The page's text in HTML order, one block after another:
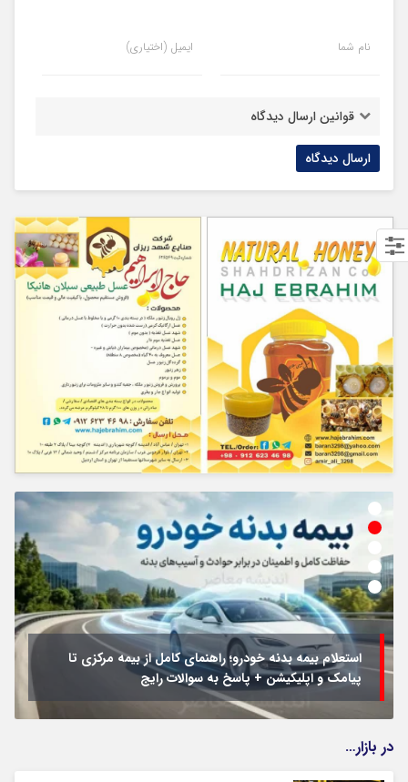
نام شما ایمیل (اختیاری)
قوانین ارسال دیدگاه
استعلام بیمه بدنه خودرو؛ راهنمای کامل از بیمه مرکزی تا
پیامک و اپلیکیشن + پاسخ به سوالات رایج
در بازار…